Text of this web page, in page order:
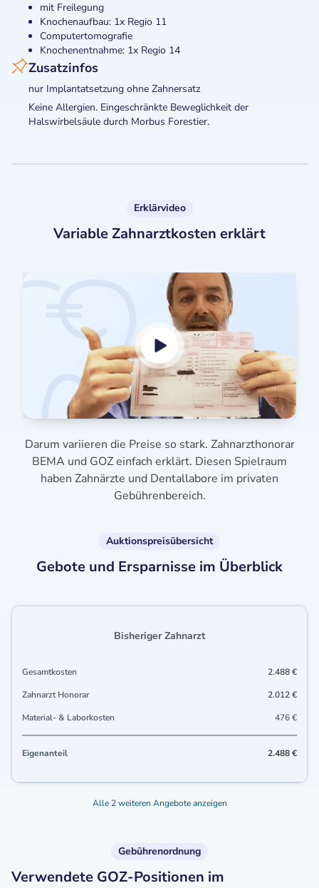
mit Freilegung
Knochenaufbau: 1x Regio 11
Computertomografie
Knochenentnahme: 1x Regio 14
Zusatzinfos
nur Implantatsetzung ohne Zahnersatz
Keine Allergien. Eingeschränkte Beweglichkeit der
Halswirbelsäule durch Morbus Forestier.
Erklärvideo
Variable Zahnarztkosten erklärt
Darum variieren die Preise so stark. Zahnarzthonorar
BEMA und GOZ einfach erklärt. Diesen Spielraum
haben Zahnärzte und Dentallabore im privaten
Gebührenbereich.
Auktionspreisübersicht
Gebote und Ersparnisse im Überblick
Bisheriger Zahnarzt
Gesamtkosten
2.488 €
Zahnarzt Honorar
2.012 €
Material- & Laborkosten
476 €
Eigenanteil 2.488 €
Alle 2 weiteren Angebote anzeigen
Gebührenordnung
Verwendete GOZ-Positionen im